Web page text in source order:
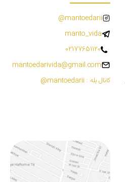
mantoedarii@
manto_vida
02177651120
mantoedarivida@gmail.com
کانال بله : mantoedarii@